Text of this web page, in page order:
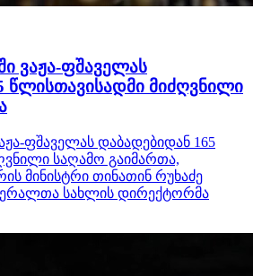
ვაჟა-ფშაველას
წლისთავისადმი მიძღვნილი
ფშაველას დაბადებიდან 165
საღამო გაიმართა,
მინისტრი თინათინ რუხაძე
სახლის დირექტორმა